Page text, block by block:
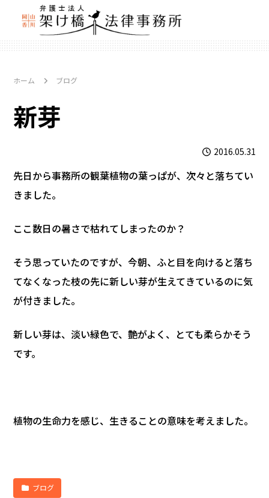
ホーム ブログ
新芽
2016.05.31
先日から事務所の観葉植物の葉っぱが、次々と落ちてい
きました。
ここ数日の暑さで枯れてしまったのか？
そう思っていたのですが、今朝、ふと目を向けると落ち
てなくなった枝の先に新しい芽が生えてきているのに気
が付きました。
新しい芽は、淡い緑色で、艶がよく、とても柔らかそう
です。
植物の生命力を感じ、生きることの意味を考えました。
ブログ